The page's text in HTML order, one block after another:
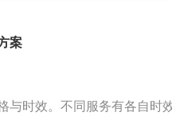
案
与时效。不同服务有各自时